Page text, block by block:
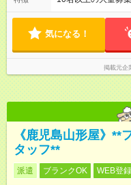
気になる！
掲載元企
《鹿児島山形屋》**
タッフ**
派遣 ブランクOK WEB登